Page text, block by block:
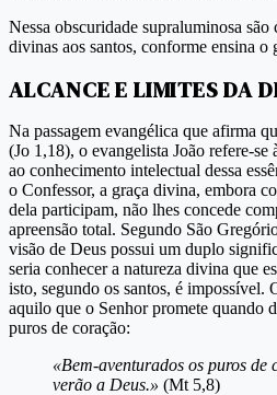
Nessa obscuridade supraluminosa são
divinas aos santos, conforme ensina o
ALCANCE E LIMITES DA
Na passagem evangélica que afirma
(Jo 1,18), o evangelista João refere-se
ao conhecimento intelectual dessa
o Confessor, a graça divina, embora
dela participam, não lhes concede
apreensão total. Segundo São
visão de Deus possui um duplo
seria conhecer a natureza divina que
isto, segundo os santos, é impossível.
aquilo que o Senhor promete quando
puros de coração:
«Bem-aventurados os puros de
verão a Deus.» (Mt 5,8)